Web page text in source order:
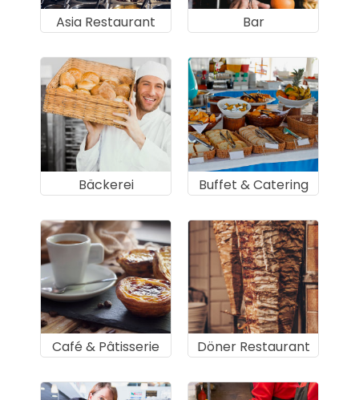
Asia Restaurant Bar
Bäckerei Buffet & Catering
Café & Pâtisserie Döner Restaurant